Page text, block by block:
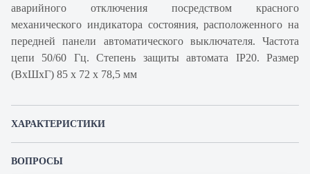
аварийного отключения посредством красного
механического индикатора состояния, расположенного на
передней панели автоматического выключателя. Частота
цепи 50/60 Гц. Степень защиты автомата IP20. Размер
(ВхШхГ) 85 х 72 х 78,5 мм
ХАРАКТЕРИСТИКИ
ВОПРОСЫ